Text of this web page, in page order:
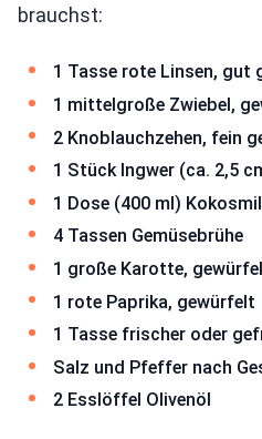
brauchst:
1 Tasse rote Linsen,
1 mittelgroße Zwiebel,
2 Knoblauchzehen, fein
1 Stück Ingwer (ca. 2,5
1 Dose (400 ml)
4 Tassen Gemüsebrühe
1 große Karotte,
1 rote Paprika, gewürfelt
1 Tasse frischer oder
Salz und Pfeffer nach
2 Esslöffel Olivenöl